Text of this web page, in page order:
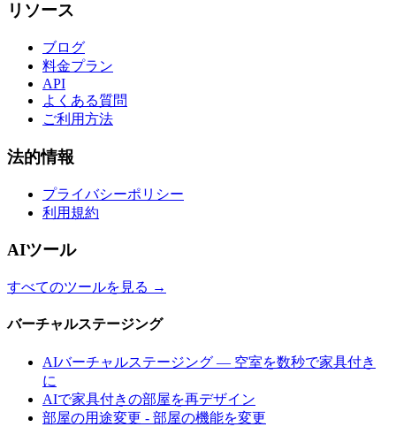
リソース
ブログ
料金プラン
API
よくある質問
ご利用方法
法的情報
プライバシーポリシー
利用規約
AIツール
すべてのツールを見る →
バーチャルステージング
AIバーチャルステージング — 空室を数秒で家具付き
に
AIで家具付きの部屋を再デザイン
部屋の用途変更 - 部屋の機能を変更